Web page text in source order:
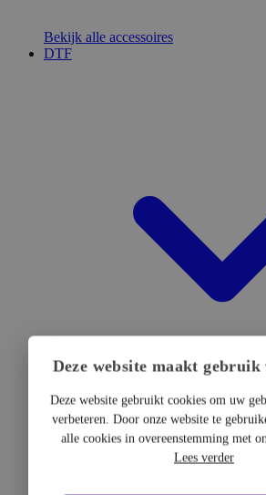
Bekijk alle accessoires
DTF
DTF Hardware
DTF Printers
Deze website maakt gebruik
Deze website gebruikt cookies om uw
verbeteren. Door onze website te
alle cookies in overeenstemming met
Lees verder